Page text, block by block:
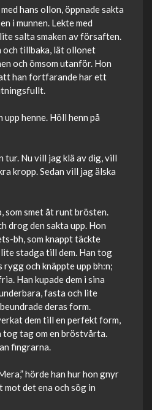
hans ollon, öppnade sakta
i munnen. Lekte med
salta smaken av försaften.
och tillbaka, lät ollonet
och ömsom utanför. Hon
han fortfarande har ett
henne. Höll henn på
tur. Nu vill jag klä av dig, vill
kropp. Sedan vill jag älska
som smet åt runt brösten.
drog den sakta upp. Hon
bh, som knappt täckte
stadga till dem. Han tog
rygg och knäppte upp bh:n;
Han kupade dem i sina
fasta och lite
deras form.
dem till en perfekt form,
tog tag om en bröstvårta.
fingrarna.
hörde han hur hon gnyr
det ena och sög in